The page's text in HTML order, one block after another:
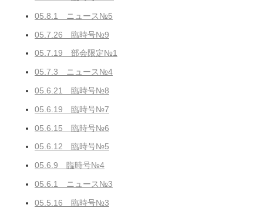
05.8.1 ニュース№5
05.7.26 臨時号№9
05.7.19 部会限定№1
05.7.3 ニュース№4
05.6.21 臨時号№8
05.6.19 臨時号№7
05.6.15 臨時号№6
05.6.12 臨時号№5
05.6.9 臨時号№4
05.6.1 ニュース№3
05.5.16 臨時号№3